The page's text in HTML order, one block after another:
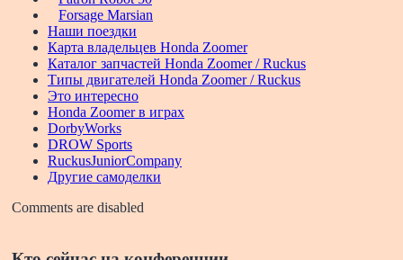
Forsage Marsian
Наши поездки
Карта владельцев Honda Zoomer
Каталог запчастей Honda Zoomer / Ruckus
Типы двигателей Honda Zoomer / Ruckus
Это интересно
Honda Zoomer в играх
DorbyWorks
DROW Sports
RuckusJuniorCompany
Другие самоделки
Comments are disabled